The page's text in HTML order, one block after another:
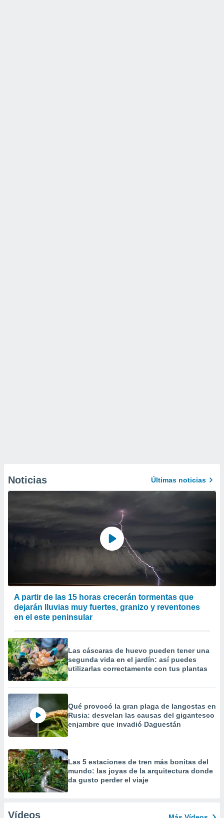
Noticias Últimas noticias
A partir de las 15 horas crecerán tormentas que
dejarán lluvias muy fuertes, granizo y reventones
en el este peninsular
Las cáscaras de huevo pueden tener una
segunda vida en el jardín: así puedes
utilizarlas correctamente con tus plantas
Qué provocó la gran plaga de langostas en
Rusia: desvelan las causas del gigantesco
enjambre que invadió Daguestán
Las 5 estaciones de tren más bonitas del
mundo: las joyas de la arquitectura donde
da gusto perder el viaje
Vídeos